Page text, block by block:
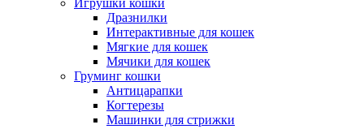
Игрушки кошки
Дразнилки
Интерактивные для кошек
Мягкие для кошек
Мячики для кошек
Груминг кошки
Антицарапки
Когтерезы
Машинки для стрижки